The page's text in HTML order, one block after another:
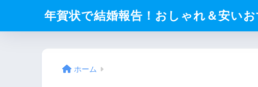
年賀状で結婚報告！おしゃれ＆安い
ホーム